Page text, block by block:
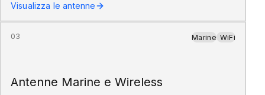
Visualizza le antenne
03 Marine WiFi
Antenne Marine e Wireless